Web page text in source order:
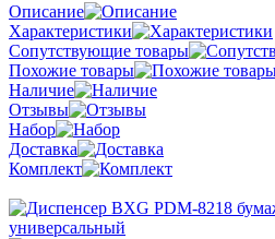
Описание
Характеристики
Сопутствующие товары
Похожие товары
Наличие
Отзывы
Набор
Доставка
Комплект